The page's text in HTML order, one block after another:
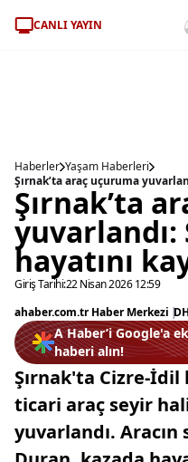
CANLI YAYIN
Haberler Yaşam Haberleri
Şırnak’ta araç uçuruma
Şırnak’ta
yuvarlandı:
hayatını
Giriş Tarihi:22 Nisan 2026 12:59
ahaber.com.tr Haber Merkezi |
A Haber’i Google'a
haberi alın!
Şırnak'ta Cizre-
ticari araç seyir
yuvarlandı.